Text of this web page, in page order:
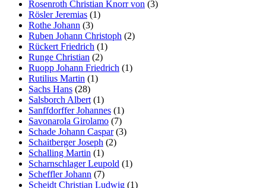
Rosenroth Christian Knorr von (3)
Rösler Jeremias (1)
Rothe Johann (3)
Ruben Johann Christoph (2)
Rückert Friedrich (1)
Runge Christian (2)
Ruopp Johann Friedrich (1)
Rutilius Martin (1)
Sachs Hans (28)
Salsborch Albert (1)
Sanffdorffer Johannes (1)
Savonarola Girolamo (7)
Schade Johann Caspar(3)
Schaitberger Joseph (2)
Schalling Martin (1)
Scharnschlager Leupold (1)
Scheffler Johann (7)
Scheidt Christian Ludwig (1)